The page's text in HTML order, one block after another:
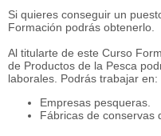
Si quieres conseguir un
Formación podrás obtenerlo.
Al titularte de este Curso
de Productos de la Pesca
laborales. Podrás trabajar en:
Empresas pesqueras.
Fábricas de conservas